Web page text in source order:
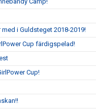
med i Guldsteget 2018-2019!
Cup färdigspelad!
Cup!